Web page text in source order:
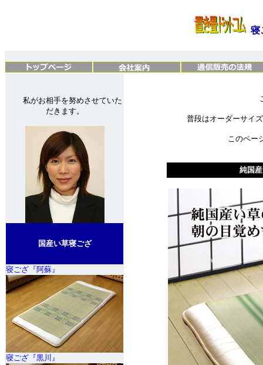
寝
私がお相手を努めさせていた
だきます。
国産い草寝ござ
寝ござ『阿蘇』
寝ござ『黒川』
普段はオーダーサイ
このペー
純国産